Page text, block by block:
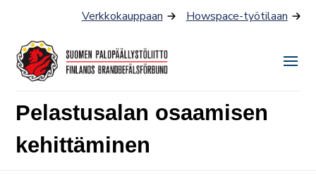
Verkkokauppaan Howspace-työtilaan
Pelastusalan osaamisen
kehittäminen